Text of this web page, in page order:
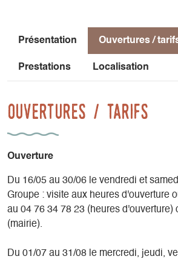
du parcours de 4,5km. L'accès au
plans sont disponibles au départ du
Lui fait écho, Edith Berger, peintre de
trait sûr, sa palette de couleurs
patrimoine humain et architectural de
présentées des expositions
ou d’ailleurs, figuratives ou
des sculptures..., d’artistes du Trièves.
Présentation Ouvertures /
Prestations Localisation
Ouvertures / tarifs
Ouverture
Du 16/05 au 30/06 le vendredi et
Groupe : visite aux heures d'ouverture
au 04 76 34 78 23 (heures d'ouverture)
(mairie).
Du 01/07 au 31/08 le mercredi, jeudi,